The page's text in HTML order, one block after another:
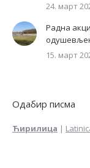
24. март
Радна
15. март
Одабир писма
Ћирилица |